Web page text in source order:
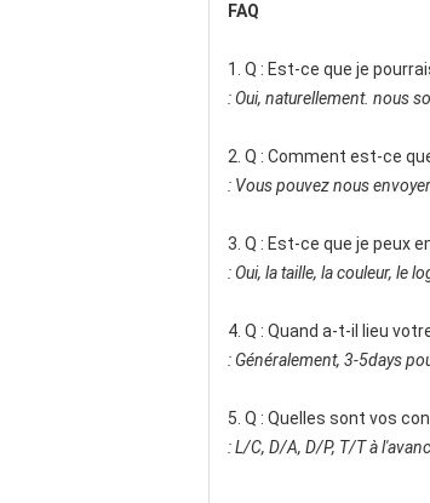
FAQ
1. Q : Est-ce que je
: Oui, naturellement. nous
2. Q : Comment est-ce
: Vous pouvez nous
3. Q : Est-ce que je peux
: Oui, la taille, la couleur, le
4. Q : Quand a-t-il lieu
: Généralement, 3-5days
5. Q : Quelles sont vos
: L/C, D/A, D/P, T/T à